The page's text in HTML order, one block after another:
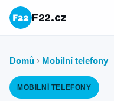
F22.cz
Domů › Mobilní telefony
MOBILNÍ TELEFONY